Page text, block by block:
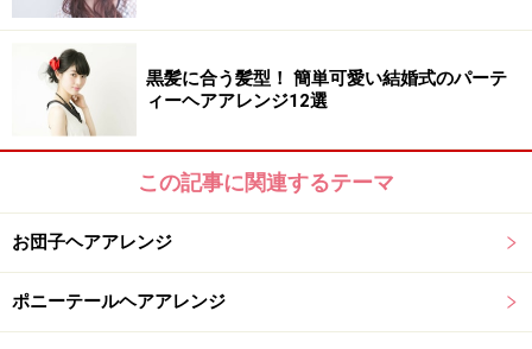
2本の編み込みを中央で固定
と、しっかり固定できます。
黒髪に合う髪型！ 簡単可愛い結婚式のパーテ
ィーヘアアレンジ12選
この記事に関連するテーマ
お団子ヘアアレンジ
ポニーテールヘアアレンジ